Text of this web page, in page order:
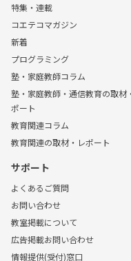
特集・連載
コエテコマガジン
新着
プログラミング
塾・家庭教師コラム
塾・家庭教師・通信教育の取材
ポート
教育関連コラム
教育関連の取材・レポート
サポート
よくあるご質問
お問い合わせ
教室掲載について
広告掲載お問い合わせ
情報提供(受付)窓口